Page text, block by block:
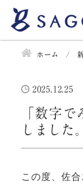
ホーム
2025.12.25
「数字
しました。
この度、佐